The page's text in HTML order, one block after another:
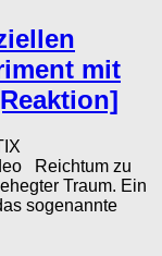
mit
Reichtum zu
Traum. Ein
sogenannte